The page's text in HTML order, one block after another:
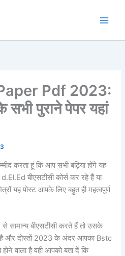
Pdf 2023:
पुराने पेपर यहां
करता हूं कि आप सभी बढ़िया होंगे यह
बीएसटीसी कोर्स कर रहे हैं या
यह पोस्ट आपके लिए बहुत ही महत्वपूर्ण
से सामान्य बीएसटीसी करते हैं तो उसके
है और दोस्तों 2023 के अंदर आपका Bstc
वाला है वही आपको बता दें कि